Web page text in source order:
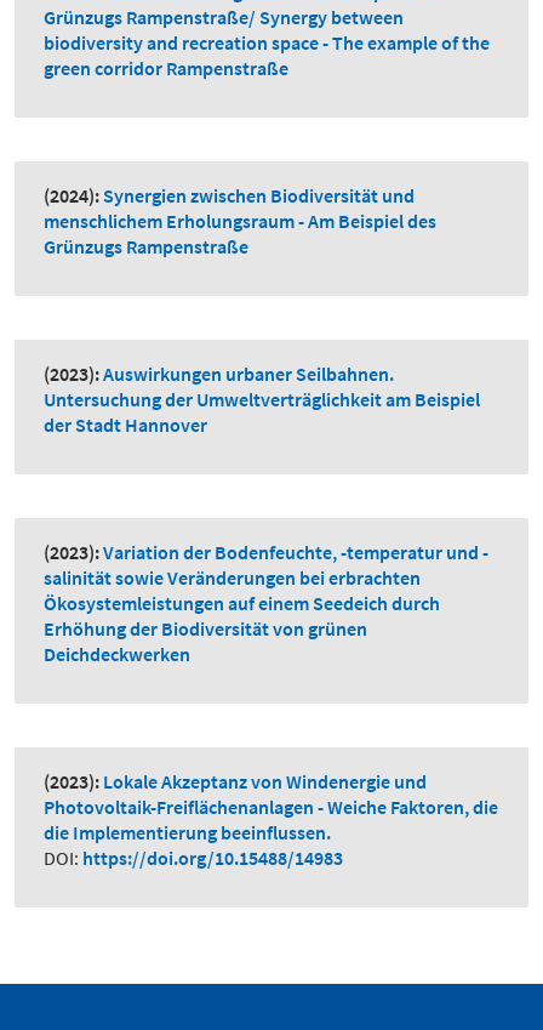
Grünzugs Rampenstraße/ Synergy between
biodiversity and recreation space - The example of the
green corridor Rampenstraße
(2024):Synergien zwischen Biodiversität und
menschlichem Erholungsraum - Am Beispiel des
Grünzugs Rampenstraße
(2023):Auswirkungen urbaner Seilbahnen.
Untersuchung der Umweltverträglichkeit am Beispiel
der Stadt Hannover
(2023):Variation der Bodenfeuchte, -temperatur und -
salinität sowie Veränderungen bei erbrachten
Ökosystemleistungen auf einem Seedeich durch
Erhöhung der Biodiversität von grünen
Deichdeckwerken
(2023): Lokale Akzeptanz von Windenergie und
Photovoltaik-Freiflächenanlagen - Weiche Faktoren, die
die Implementierung beeinflussen.
DOI: https://doi.org/10.15488/14983